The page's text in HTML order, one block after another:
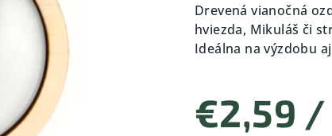
Drevená vianočná
hviezda, Mikuláš či
Ideálna na výzdobu
€2,59 /